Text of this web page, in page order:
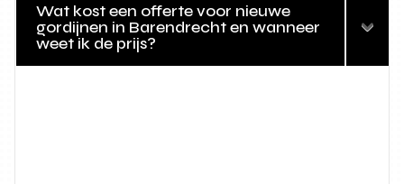
Wat kost een offerte voor nieuwe
gordijnen in Barendrecht en wanneer
weet ik de prijs?